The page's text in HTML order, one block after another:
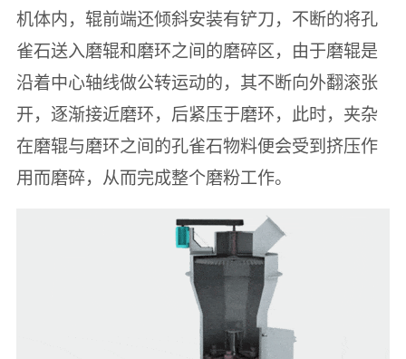
机体内，辊前端还倾斜安装有铲刀，不断的将孔
雀石送入磨辊和磨环之间的磨碎区，由于磨辊是
沿着中心轴线做公转运动的，其不断向外翻滚张
开，逐渐接近磨环，后紧压于磨环，此时，夹杂
在磨辊与磨环之间的孔雀石物料便会受到挤压作
用而磨碎，从而完成整个磨粉工作。